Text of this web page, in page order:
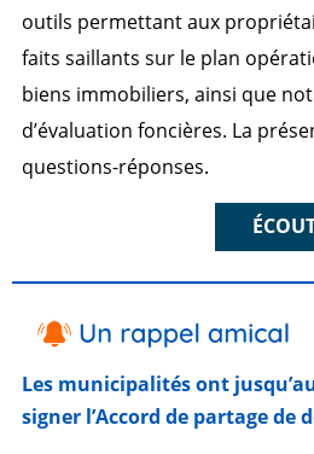
outils permettant aux
faits saillants sur le plan
biens immobiliers, ainsi que
d’évaluation foncières. La
questions-réponses.
Les municipalités ont
signer l’Accord de partage de